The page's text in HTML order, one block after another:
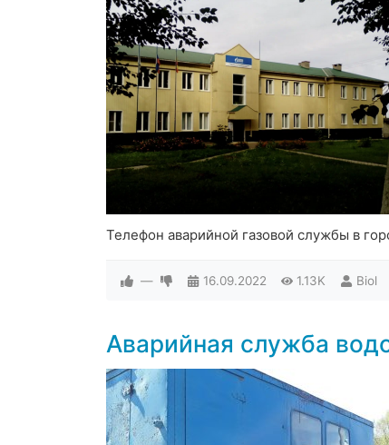
Телефон аварийной газовой службы в
— 16.09.2022 1.13K Biol
Аварийная служба